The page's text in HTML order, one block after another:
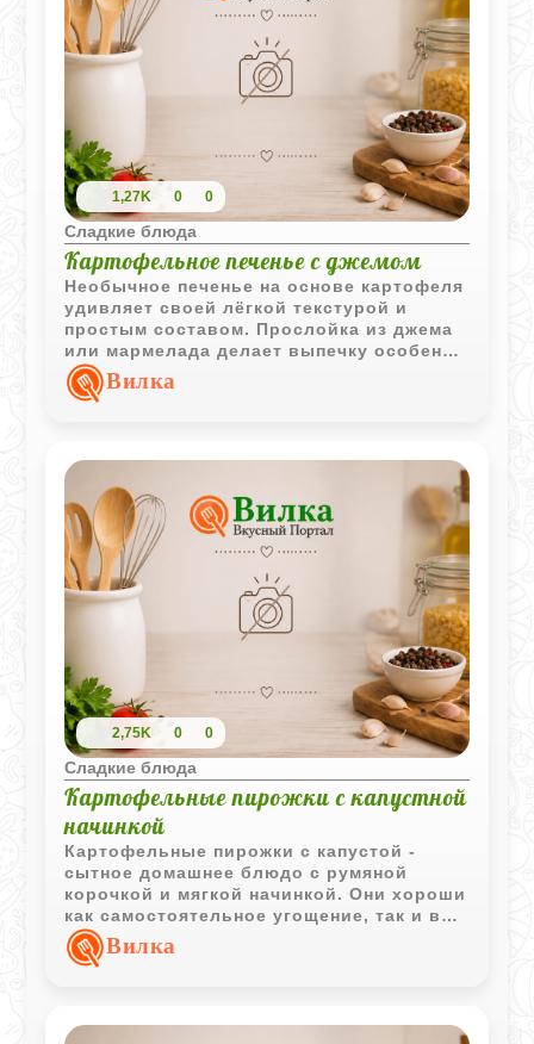
1,27K 0 0
Сладкие блюда
Картофельное печенье с джемом
Необычное печенье на основе картофеля
удивляет своей лёгкой текстурой и
простым составом. Прослойка из джема
или мармелада делает выпечку особенно
уютной и хорошо подходит для
домашнего чаепития.
Вилка
2,75K 0 0
Сладкие блюда
Картофельные пирожки с капустной
начинкой
Картофельные пирожки с капустой -
сытное домашнее блюдо с румяной
корочкой и мягкой начинкой. Они хороши
как самостоятельное угощение, так и в
качестве дополнения к супам, бульонам
или овощным салатам.
Вилка